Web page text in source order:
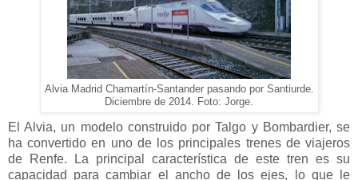
Alvia Madrid Chamartín-Santander pasando por Santiurde.
Diciembre de 2014. Foto: Jorge.
El Alvia, un modelo construido por Talgo y Bombardier, se
ha convertido en uno de los principales trenes de viajeros
de Renfe. La principal característica de este tren es su
capacidad para cambiar el ancho de los ejes, lo que le